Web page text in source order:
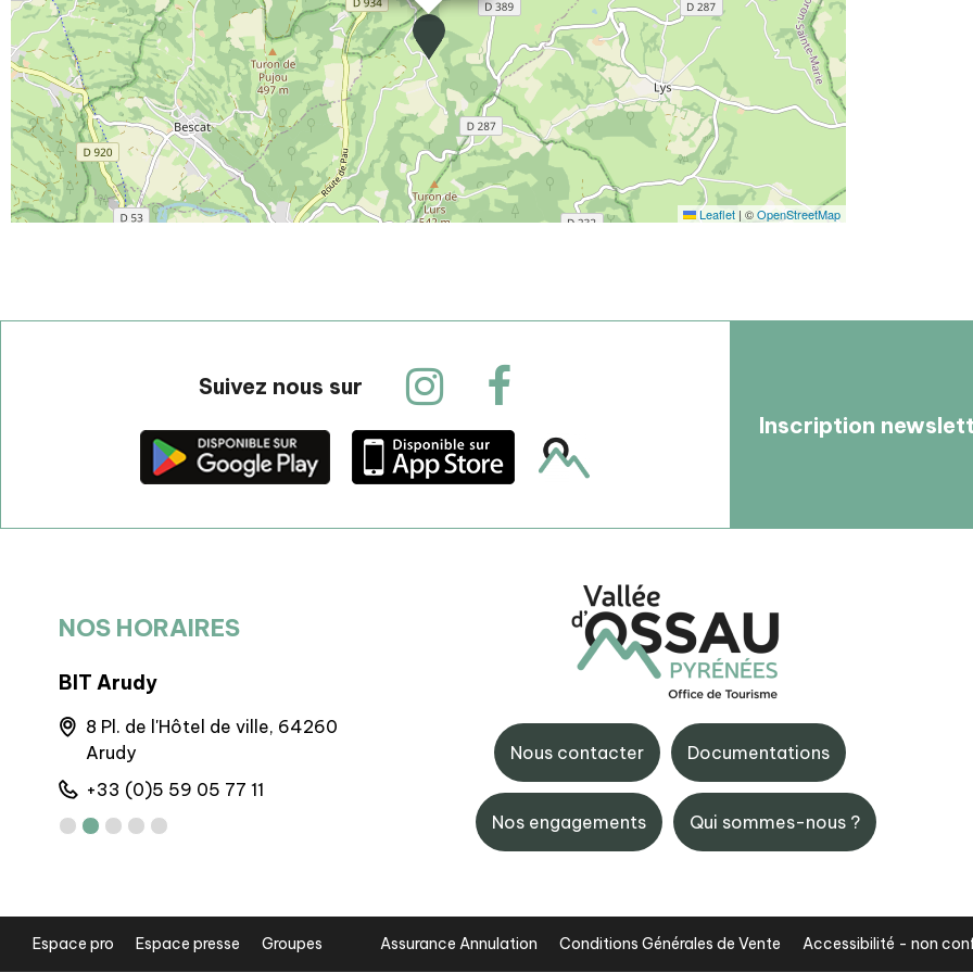
Leaflet | ©OpenStreetMap
Suivez nous sur
Inscription
NOS HORAIRES
BIT Arudy
8 Pl. de l'Hôtel de ville, 64260
Arudy
+33 (0)5 59 05 77 11
4 Avenue Castellane, 64440
Eaux-Bonnes
+33 (0)5 59 05 33 08
BIT Gourette
Maison de Gourette -
l'Aubisque, 64440
+33 (0)5 59 05 12 17
Nous contacter Documentations
Nos engagements Qui sommes-nous ?
Espace pro Espace presse Groupes Assurance Annulation Conditions Générales de Vente Accessibilité - non